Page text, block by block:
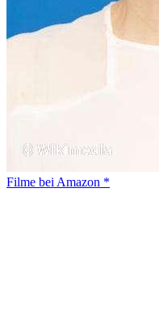
Filme bei Amazon *